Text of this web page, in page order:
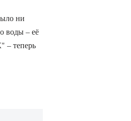
ни
воды – её
– теперь